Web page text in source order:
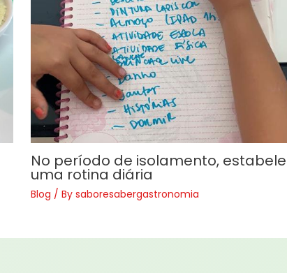
No período de isolamento,
uma rotina diária
Blog / By saboresabergastronomia